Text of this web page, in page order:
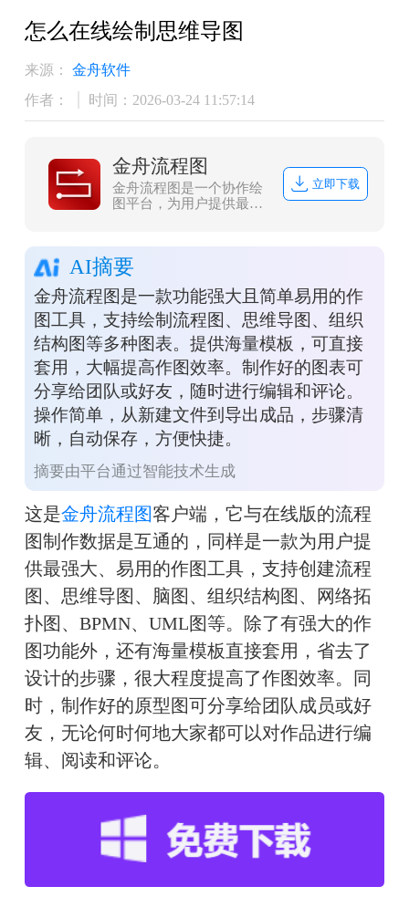
怎么在线绘制思维导图
来源：
金舟软件
作者：
时间：2026-03-24 11:57:14
金舟流程图
金舟流程图是一个协作绘
图平台，为用户提供最强
导图、脑图、组织结构
图、网络拓扑图、
BPMN、UML图、UI界面
原型设计、iOS界面原型
设计等；同时依托于互联
网实现了人与人之间的实
时协作和共享。
立即下载
AI摘要
金舟流程图是一款功能强大且简单易用的作
图工具，支持绘制流程图、思维导图、组织
结构图等多种图表。提供海量模板，可直接
套用，大幅提高作图效率。制作好的图表可
分享给团队或好友，随时进行编辑和评论。
操作简单，从新建文件到导出成品，步骤清
晰，自动保存，方便快捷。
摘要由平台通过智能技术生成
这是金舟流程图客户端，它与在线版的流程
图制作数据是互通的，同样是一款为用户提
供最强大、易用的作图工具，支持创建流程
图、思维导图、脑图、 组织结构图 、网络拓
扑图、BPMN、UML图等。除了有强大的作
图功能外，还有海量模板直接套用，省去了
设计的步骤，很大程度提高了作图效率。同
时，制作好的原型图可分享给团队成员或好
友，无论何时何地大家都可以对作品进行编
辑、阅读和评论。